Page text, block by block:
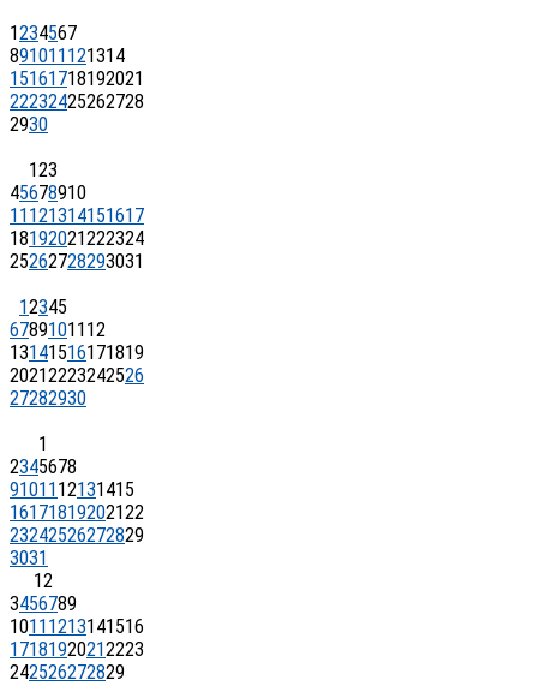
1234567
891011121314
15161718192021
22232425262728
2930
123
45678910
11121314151617
18192021222324
25262728293031
12345
6789101112
13141516171819
20212223242526
27282930
1
2345678
9101112131415
16171819202122
23242526272829
3031
12
3456789
10111213141516
17181920212223
242526272829